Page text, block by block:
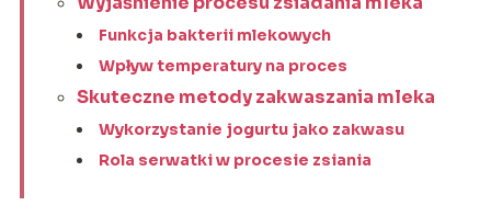
Funkcja bakterii mlekowych
Wpływ temperatury na proces
Skuteczne metody zakwaszania mleka
Wykorzystanie jogurtu jako zakwasu
Rola serwatki w procesie zsiania